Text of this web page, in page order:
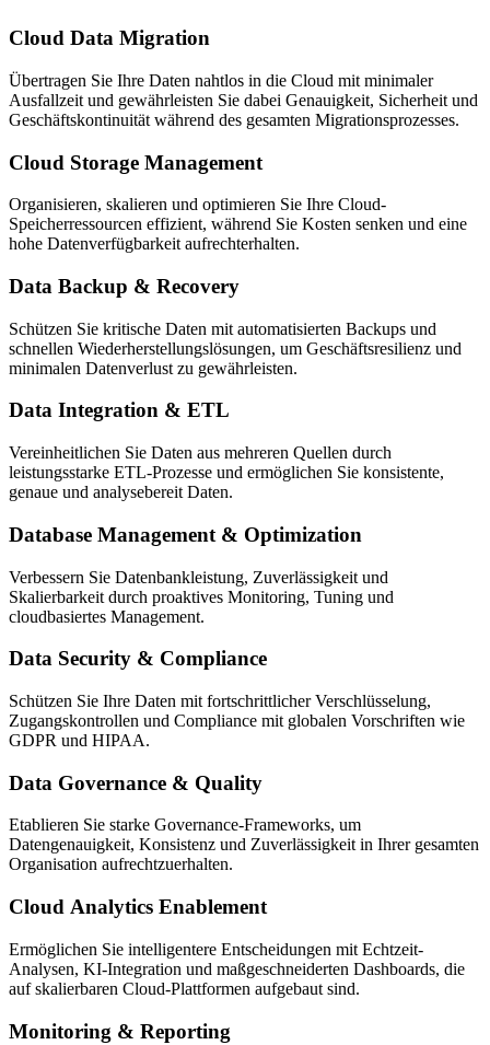
Cloud Data Migration
Übertragen Sie Ihre Daten nahtlos in die Cloud mit minimaler
Ausfallzeit und gewährleisten Sie dabei Genauigkeit, Sicherheit und
Geschäftskontinuität während des gesamten Migrationsprozesses.
Cloud Storage Management
Organisieren, skalieren und optimieren Sie Ihre Cloud-
Speicherressourcen effizient, während Sie Kosten senken und eine
hohe Datenverfügbarkeit aufrechterhalten.
Data Backup & Recovery
Schützen Sie kritische Daten mit automatisierten Backups und
schnellen Wiederherstellungslösungen, um Geschäftsresilienz und
minimalen Datenverlust zu gewährleisten.
Data Integration & ETL
Vereinheitlichen Sie Daten aus mehreren Quellen durch
leistungsstarke ETL-Prozesse und ermöglichen Sie konsistente,
genaue und analysebereit Daten.
Database Management & Optimization
Verbessern Sie Datenbankleistung, Zuverlässigkeit und
Skalierbarkeit durch proaktives Monitoring, Tuning und
cloudbasiertes Management.
Data Security & Compliance
Schützen Sie Ihre Daten mit fortschrittlicher Verschlüsselung,
Zugangskontrollen und Compliance mit globalen Vorschriften wie
GDPR und HIPAA.
Data Governance & Quality
Etablieren Sie starke Governance-Frameworks, um
Datengenauigkeit, Konsistenz und Zuverlässigkeit in Ihrer gesamten
Organisation aufrechtzuerhalten.
Cloud Analytics Enablement
Ermöglichen Sie intelligentere Entscheidungen mit Echtzeit-
Analysen, KI-Integration und maßgeschneiderten Dashboards, die
auf skalierbaren Cloud-Plattformen aufgebaut sind.
Monitoring & Reporting